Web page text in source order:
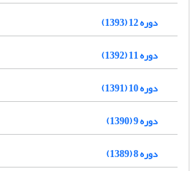
دوره 12 (1393)
دوره 11 (1392)
دوره 10 (1391)
دوره 9 (1390)
دوره 8 (1389)